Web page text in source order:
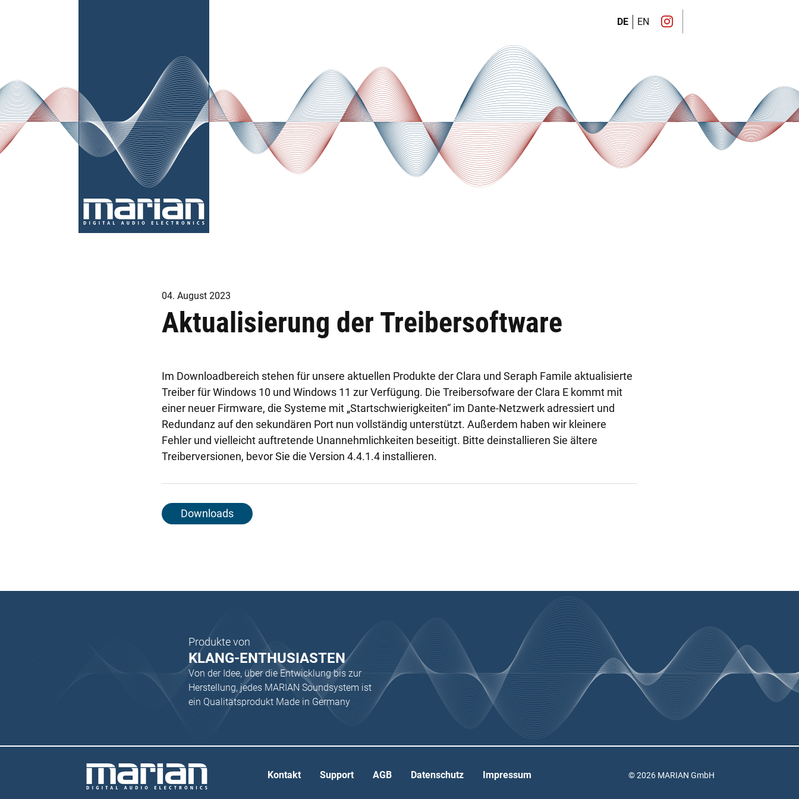
DE EN
04. August 2023
Aktualisierung der Treibersoftware
Im Downloadbereich stehen für unsere aktuellen Produkte der Clara und Seraph Famile aktualisierte
Treiber für Windows 10 und Windows 11 zur Verfügung. Die Treibersofware der Clara E kommt mit
einer neuer Firmware, die Systeme mit „Startschwierigkeiten“ im Dante-Netzwerk adressiert und
Redundanz auf den sekundären Port nun vollständig unterstützt. Außerdem haben wir kleinere
Fehler und vielleicht auftretende Unannehmlichkeiten beseitigt. Bitte deinstallieren Sie ältere
Treiberversionen, bevor Sie die Version 4.4.1.4 installieren.
Downloads
Produkte von
KLANG-ENTHUSIASTEN
Von der Idee, über die Entwicklung bis zur
Herstellung, jedes MARIAN Soundsystem ist
ein Qualitätsprodukt Made in Germany
Kontakt Support AGB Datenschutz Impressum © 2026 MARIAN GmbH